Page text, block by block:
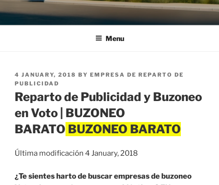
Menu
POSTED
ON
4 JANUARY, 2018 BY EMPRESA DE REPARTO DE
PUBLICIDAD
Reparto de Publicidad y Buzoneo
en Voto | BUZONEO
BARATO
Última modificación 4 January, 2018
¿Te sientes harto de buscar empresas de buzoneo